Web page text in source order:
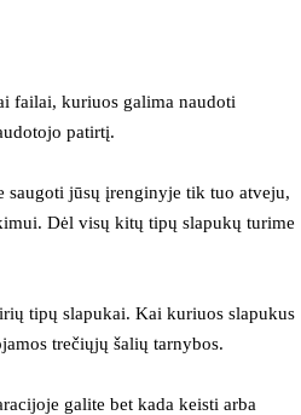
failai, kuriuos galima naudoti
patirtį.
saugoti jūsų įrenginyje tik tuo atveju,
Dėl visų kitų tipų slapukų turime
tipų slapukai. Kai kuriuos slapukus
trečiųjų šalių tarnybos.
galite bet kada keisti arba